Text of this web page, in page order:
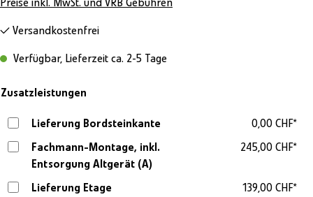
Preise inkl. MwSt. und VRB Gebühren
Versandkostenfrei
Verfügbar, Lieferzeit ca. 2-5 Tage
Zusatzleistungen
Lieferung Bordsteinkante 0,00 CHF*
Fachmann-Montage, inkl.
Entsorgung Altgerät (A)
245,00 CHF*
Lieferung Etage 139,00 CHF*